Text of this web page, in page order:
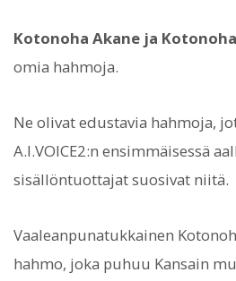
Kotonoha Akane ja
omia hahmoja.
Ne olivat edustavia hahmoja,
A.I.VOICE2:n ensimmäisessä
sisällöntuottajat suosivat niitä.
Vaaleanpunatukkainen
hahmo, joka puhuu Kansain